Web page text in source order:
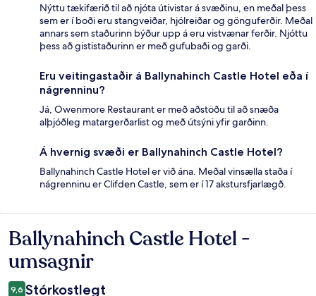
Nýttu tækifærið til að njóta útivistar á svæðinu, en meðal þess
sem er í boði eru stangveiðar, hjólreiðar og gönguferðir. Meðal
annars sem staðurinn býður upp á eru vistvænar ferðir. Njóttu
þess að gististaðurinn er með gufubaði og garði.
Eru veitingastaðir á Ballynahinch Castle Hotel eða í
nágrenninu?
Já, Owenmore Restaurant er með aðstöðu til að snæða
alþjóðleg matargerðarlist og með útsýni yfir garðinn.
Á hvernig svæði er Ballynahinch Castle Hotel?
Ballynahinch Castle Hotel er við ána. Meðal vinsælla staða í
nágrenninu er Clifden Castle, sem er í 17 akstursfjarlægð.
Umsagnir
Ballynahinch Castle Hotel -
umsagnir
9,6 Stórkostlegt